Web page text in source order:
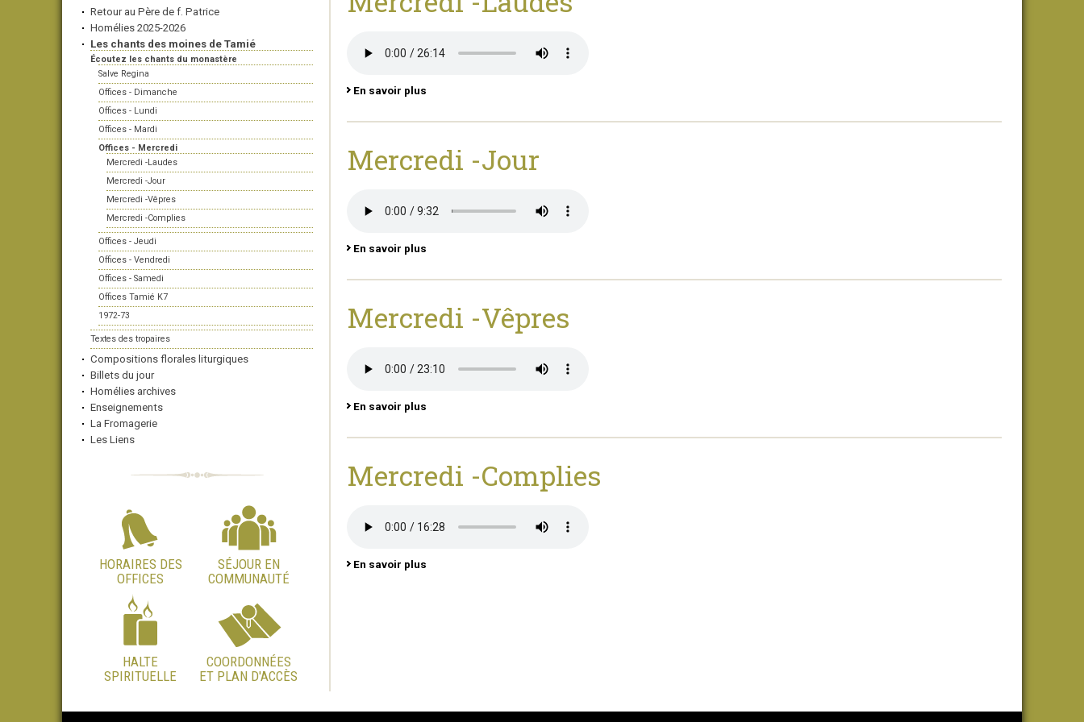
Retour au Père de f. Patrice
Homélies 2025-2026
Les chants des moines de Tamié
Écoutez les chants du monastère
Salve Regina
Offices - Dimanche
Offices - Lundi
Offices - Mardi
Offices - Mercredi
Mercredi -Laudes
Mercredi -Jour
Mercredi -Vêpres
Mercredi -Complies
Offices - Jeudi
Offices - Vendredi
Offices - Samedi
Offices Tamié K7
1972-73
Textes des tropaires
Compositions florales liturgiques
Billets du jour
Homélies archives
Enseignements
La Fromagerie
Les Liens
HORAIRES DES
OFFICES
SÉJOUR EN
COMMUNAUTÉ
HALTE
SPIRITUELLE
COORDONNÉES
ET PLAN D'ACCÈS
En savoir plus
Mercredi -Jour
En savoir plus
Mercredi -Vêpres
En savoir plus
Mercredi -Complies
En savoir plus